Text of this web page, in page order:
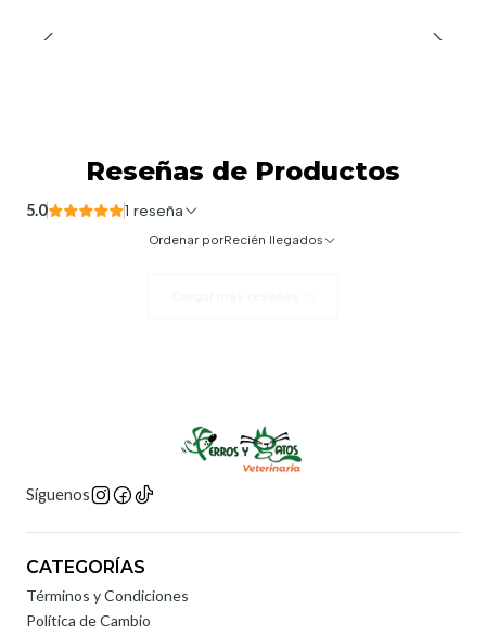
Reseñas de Productos
5.0 1 reseña
Ordenar porRecién llegados
Síguenos
CATEGORÍAS
Términos y Condiciones
Política de Cambio